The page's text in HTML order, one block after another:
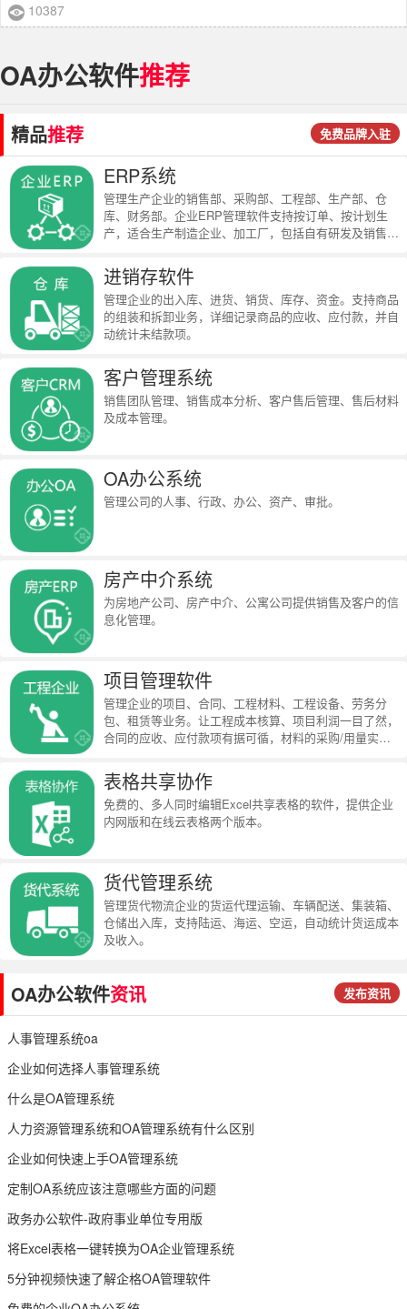
10387
OA办公软件推荐
精品推荐 免费品牌入驻
ERP系统
管理生产企业的销售部、采购部、工程部、生产部、仓
库、财务部。企业ERP管理软件支持按订单、按计划生
产，适合生产制造企业、加工厂，包括自有研发及销售的
进销存软件
管理企业的出入库、进货、销货、库存、资金。支持商品
的组装和拆卸业务，详细记录商品的应收、应付款，并自
动统计未结款项。
客户管理系统
销售团队管理、销售成本分析、客户售后管理、售后材料
及成本管理。
OA办公系统
管理公司的人事、行政、办公、资产、审批。
房产中介系统
为房地产公司、房产中介、公寓公司提供销售及客户的信
息化管理。
项目管理软件
管理企业的项目、合同、工程材料、工程设备、劳务分
包、租赁等业务。让工程成本核算、项目利润一目了然，
合同的应收、应付款项有据可循，材料的采购/用量实时
表格共享协作
免费的、多人同时编辑Excel共享表格的软件，提供企业
内网版和在线云表格两个版本。
货代管理系统
管理货代物流企业的货运代理运输、车辆配送、集装箱、
仓储出入库，支持陆运、海运、空运，自动统计货运成本
及收入。
OA办公软件资讯 发布资讯
人事管理系统oa
企业如何选择人事管理系统
什么是OA管理系统
人力资源管理系统和OA管理系统有什么区别
企业如何快速上手OA管理系统
定制OA系统应该注意哪些方面的问题
政务办公软件-政府事业单位专用版
将Excel表格一键转换为OA企业管理系统
5分钟视频快速了解企格OA管理软件